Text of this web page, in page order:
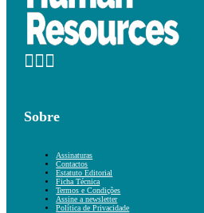
Sobre
Assinaturas
Contactos
Estatuto Editorial
Ficha Técnica
Termos e Condições
Assine a newsletter
Política de Privacidade